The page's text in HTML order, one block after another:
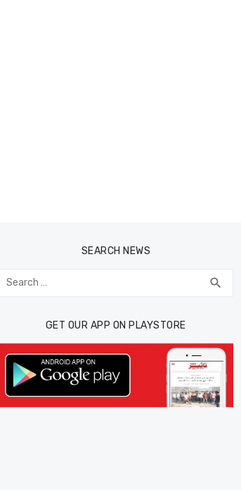
SEARCH NEWS
Search
for: search
GET OUR APP ON PLAYSTORE